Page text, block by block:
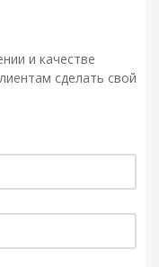
и качестве
сделать свой